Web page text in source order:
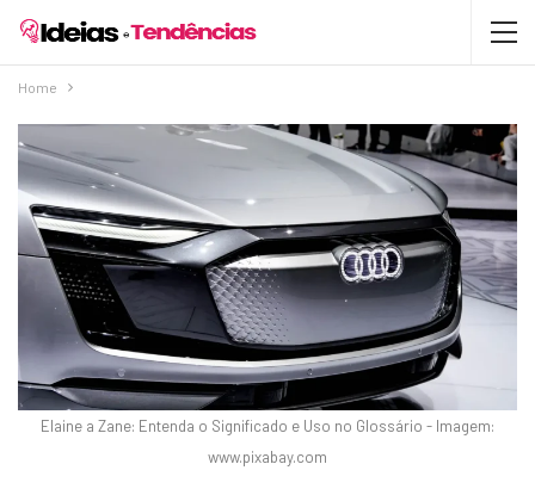
Home
Elaine a Zane: Entenda o Significado e Uso no Glossário - Imagem:
www.pixabay.com